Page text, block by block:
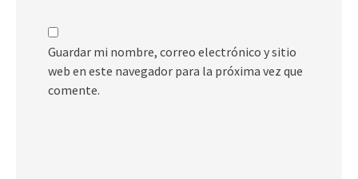
Guardar mi nombre, correo electrónico y sitio
web en este navegador para la próxima vez que
comente.